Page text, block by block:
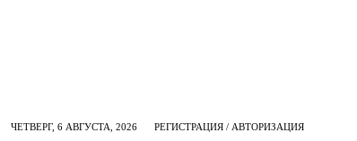
ЧЕТВЕРГ, 6 АВГУСТА, 2026 РЕГИСТРАЦИЯ / АВТОРИЗАЦИЯ